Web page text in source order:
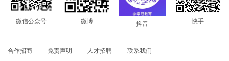
微信公众号 微博 抖音 快手
合作招商 免责声明 人才招聘 联系我们